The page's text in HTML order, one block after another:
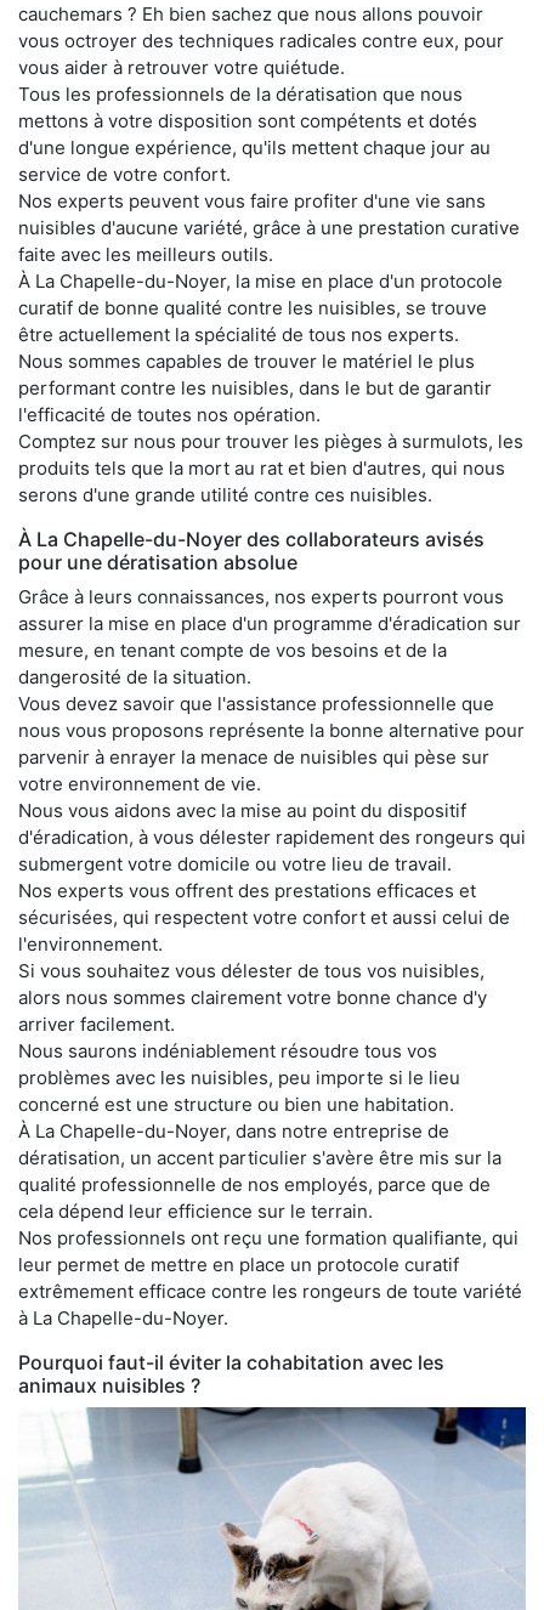
cauchemars ? Eh bien sachez que nous allons pouvoir
vous octroyer des techniques radicales contre eux, pour
vous aider à retrouver votre quiétude.
Tous les professionnels de la dératisation que nous
mettons à votre disposition sont compétents et dotés
d'une longue expérience, qu'ils mettent chaque jour au
service de votre confort.
Nos experts peuvent vous faire profiter d'une vie sans
nuisibles d'aucune variété, grâce à une prestation curative
faite avec les meilleurs outils.
À La Chapelle-du-Noyer, la mise en place d'un protocole
curatif de bonne qualité contre les nuisibles, se trouve
être actuellement la spécialité de tous nos experts.
Nous sommes capables de trouver le matériel le plus
performant contre les nuisibles, dans le but de garantir
l'efficacité de toutes nos opération.
Comptez sur nous pour trouver les pièges à surmulots, les
produits tels que la mort au rat et bien d'autres, qui nous
serons d'une grande utilité contre ces nuisibles.
À La Chapelle-du-Noyer des collaborateurs avisés
pour une dératisation absolue
Grâce à leurs connaissances, nos experts pourront vous
assurer la mise en place d'un programme d'éradication sur
mesure, en tenant compte de vos besoins et de la
dangerosité de la situation.
Vous devez savoir que l'assistance professionnelle que
nous vous proposons représente la bonne alternative pour
parvenir à enrayer la menace de nuisibles qui pèse sur
votre environnement de vie.
Nous vous aidons avec la mise au point du dispositif
d'éradication, à vous délester rapidement des rongeurs qui
submergent votre domicile ou votre lieu de travail.
Nos experts vous offrent des prestations efficaces et
sécurisées, qui respectent votre confort et aussi celui de
l'environnement.
Si vous souhaitez vous délester de tous vos nuisibles,
alors nous sommes clairement votre bonne chance d'y
arriver facilement.
Nous saurons indéniablement résoudre tous vos
problèmes avec les nuisibles, peu importe si le lieu
concerné est une structure ou bien une habitation.
À La Chapelle-du-Noyer, dans notre entreprise de
dératisation, un accent particulier s'avère être mis sur la
qualité professionnelle de nos employés, parce que de
cela dépend leur efficience sur le terrain.
Nos professionnels ont reçu une formation qualifiante, qui
leur permet de mettre en place un protocole curatif
extrêmement efficace contre les rongeurs de toute variété
à La Chapelle-du-Noyer.
Pourquoi faut-il éviter la cohabitation avec les
animaux nuisibles ?